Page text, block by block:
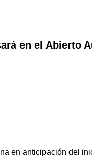
en el Abierto
en anticipación del